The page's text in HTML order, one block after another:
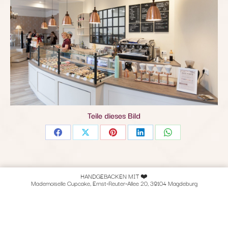
Teile dieses Bild
Share
Facebook
Share
X
Share
Pinterest
Share
LinkedIn
Share
WhatsApp
HANDGEBACKEN MIT ❤️
Mademoiselle Cupcake, Ernst-Reuter-Allee 20, 39104 Magdeburg